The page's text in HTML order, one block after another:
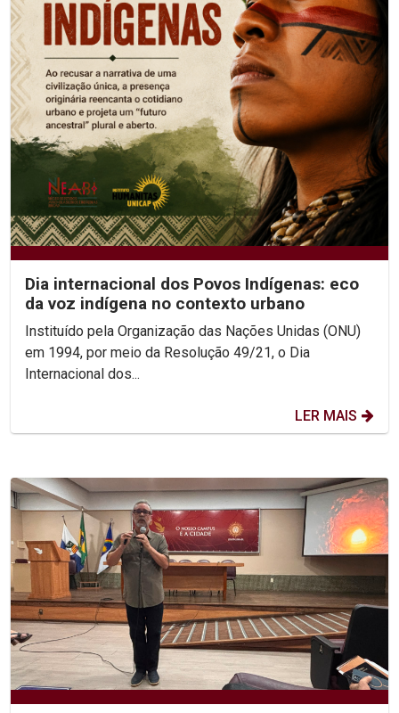
Dia internacional dos Povos Indígenas: eco
da voz indígena no contexto urbano
Instituído pela Organização das Nações Unidas (ONU)
em 1994, por meio da Resolução 49/21, o Dia
Internacional dos...
LER MAIS